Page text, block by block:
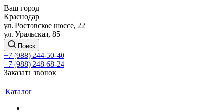
Ваш город
Краснодар
ул. Ростовское шоссе, 22
ул. Уральская, 85
Поиск
+7 (988) 244-50-40
+7 (988) 248-68-24
Заказать звонок
Каталог